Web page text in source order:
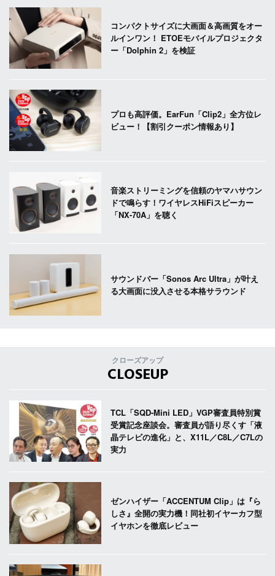
コンパクトサイズに大画面＆高画質をオー
ルインワン！ ETOEモバイルプロジェクタ
ー「Dolphin 2」を検証
プロも高評価。EarFun「Clip2」全方位レ
ビュー！【割引クーポン情報あり】
音楽ストリーミングを信頼のヤマハサウン
ドで鳴らす！ワイヤレスHiFiスピーカー
「NX-70A」を聴く
サウンドバー「Sonos Arc Ultra」が叶え
る大画面に没入させる本格サラウンド
クローズアップ
CLOSEUP
TCL「SQD-Mini LED」VGP審査員特別賞
受賞記念座談会。審査員が語り尽くす「液
晶テレビの進化」と、X11L／C8L／C7Lの
実力
ゼンハイザー「ACCENTUM Clip」は『ら
しさ』全開の実力機！同社初イヤーカフ型
イヤホンを徹底レビュー